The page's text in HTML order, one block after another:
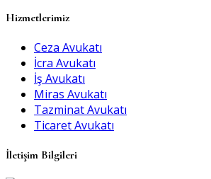
Hizmetlerimiz
Ceza Avukatı
İcra Avukatı
İş Avukatı
Miras Avukatı
Tazminat Avukatı
Ticaret Avukatı
İletişim Bilgileri